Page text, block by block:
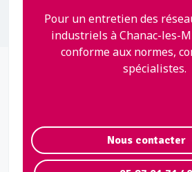
Pour un entretien des
industriels à Chanac-les-
conforme aux normes,
spécialistes.
Nous contacter